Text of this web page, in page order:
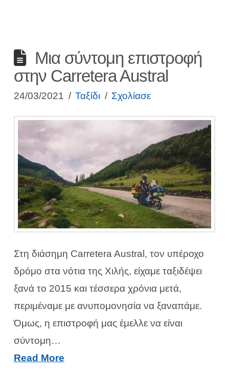
Μια σύντομη επιστροφή
στην Carretera Austral
24/03/2021 Ταξίδι Σχολίασε
Στη διάσημη Carretera Austral, τον υπέροχο
δρόμο στα νότια της Χιλής, είχαμε ταξιδέψει
ξανά το 2015 και τέσσερα χρόνια μετά,
περιμέναμε με ανυπομονησία να ξαναπάμε.
Όμως, η επιστροφή μας έμελλε να είναι
σύντομη…
Read More